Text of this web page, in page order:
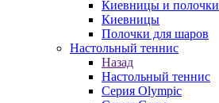
Киевницы и полочки
Киевницы
Полочки для шаров
Настольный теннис
Назад
Настольный теннис
Серия Olympic